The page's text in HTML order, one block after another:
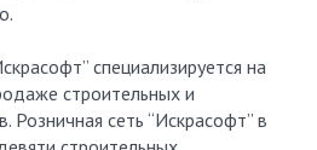
специализируется на
строительных и
сеть “Искрасофт” в